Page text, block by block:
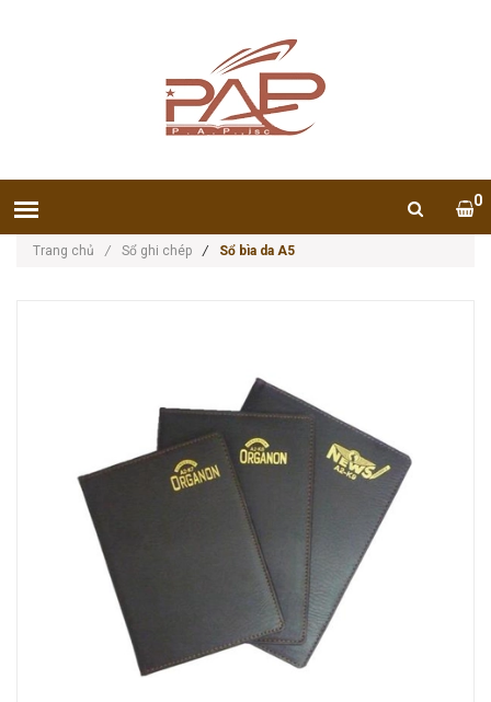
0
Trang chủ / Sổ ghi chép / Sổ bìa da A5